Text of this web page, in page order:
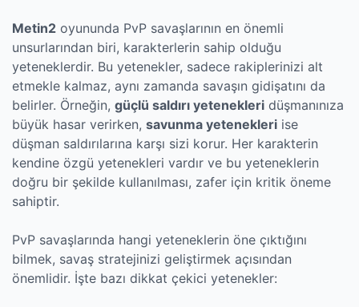
Metin2 oyununda PvP savaşlarının en önemli
unsurlarından biri, karakterlerin sahip olduğu
yeteneklerdir. Bu yetenekler, sadece rakiplerinizi alt
etmekle kalmaz, aynı zamanda savaşın gidişatını da
belirler. Örneğin, güçlü saldırı yetenekleri düşmanınıza
büyük hasar verirken, savunma yetenekleri ise
düşman saldırılarına karşı sizi korur. Her karakterin
kendine özgü yetenekleri vardır ve bu yeteneklerin
doğru bir şekilde kullanılması, zafer için kritik öneme
sahiptir.
PvP savaşlarında hangi yeteneklerin öne çıktığını
bilmek, savaş stratejinizi geliştirmek açısından
önemlidir. İşte bazı dikkat çekici yetenekler: